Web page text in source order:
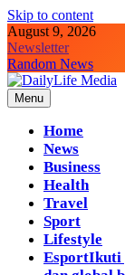
Skip to content
August 9, 2026
Newsletter
Random News
DailyLife Media
Accurate and
Menu
Home
News
Business
Health
Travel
Sport
Lifestyle
EsportIkuti